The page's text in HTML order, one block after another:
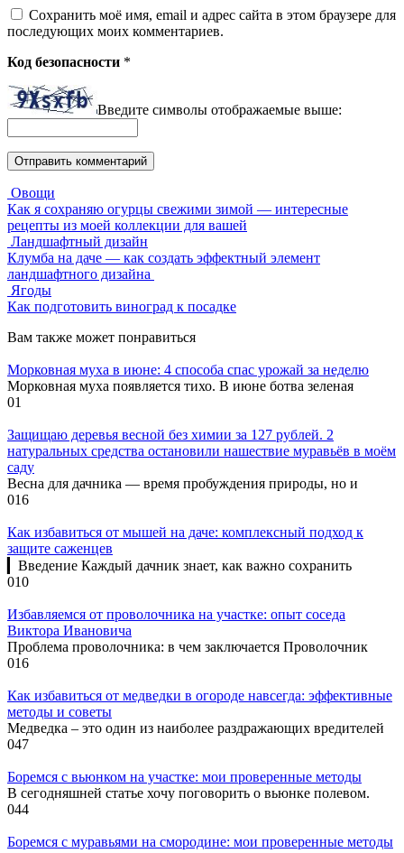
Сохранить моё имя, email и адрес сайта в этом браузере для
последующих моих комментариев.
Код безопасности *
Введите символы отображаемые выше:
Овощи
Как я сохраняю огурцы свежими зимой — интересные
рецепты из моей коллекции для вашей
Ландшафтный дизайн
Клумба на даче — как создать эффектный элемент
ландшафтного дизайна
Ягоды
Как подготовить виноград к посадке
Вам также может понравиться
Морковная муха в июне: 4 способа спас урожай за неделю
Морковная муха появляется тихо. В июне ботва зеленая
01
Защищаю деревья весной без химии за 127 рублей. 2
натуральных средства остановили нашествие муравьёв в моём
саду
Весна для дачника — время пробуждения природы, но и
016
Как избавиться от мышей на даче: комплексный подход к
защите саженцев
▎Введение Каждый дачник знает, как важно сохранить
010
Избавляемся от проволочника на участке: опыт соседа
Виктора Ивановича
Проблема проволочника: в чем заключается Проволочник
016
Как избавиться от медведки в огороде навсегда: эффективные
методы и советы
Медведка – это один из наиболее раздражающих вредителей
047
Боремся с вьюнком на участке: мои проверенные методы
В сегодняшней статье хочу поговорить о вьюнке полевом.
044
Боремся с муравьями на смородине: мои проверенные методы